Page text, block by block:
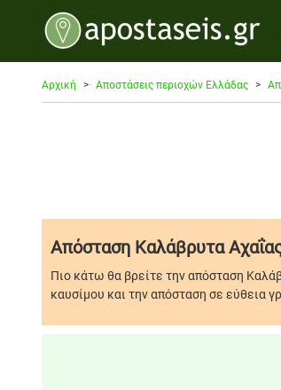
Αρχική Αποστάσεις περιοχών Ελλάδας
Απόσταση Καλάβρυτα
Πιο κάτω θα βρείτε την απόσταση
καυσίμου και την απόσταση σε εύθεια